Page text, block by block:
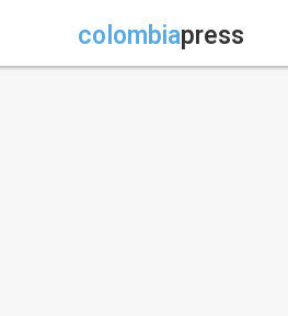
colombiapress